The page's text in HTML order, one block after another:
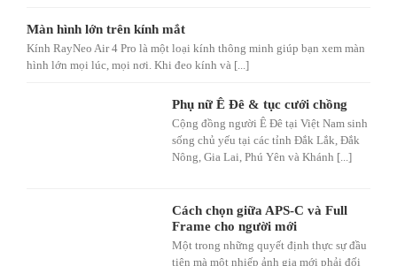
Màn hình lớn trên kính mắt
Kính RayNeo Air 4 Pro là một loại kính thông minh giúp bạn xem màn
hình lớn mọi lúc, mọi nơi. Khi đeo kính và [...]
Phụ nữ Ê Đê & tục cưới chồng
Cộng đồng người Ê Đê tại Việt Nam sinh
sống chủ yếu tại các tỉnh Đắk Lắk, Đắk
Nông, Gia Lai, Phú Yên và Khánh [...]
Cách chọn giữa APS-C và Full
Frame cho người mới
Một trong những quyết định thực sự đầu
tiên mà một nhiếp ảnh gia mới phải đối